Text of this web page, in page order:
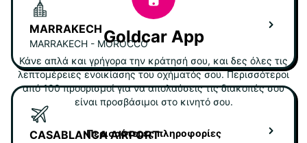
MARRAKECH
MARRAKECH - MOROCCO
CASABLANCA AIRPORT
Goldcar App
Κάνε απλά και γρήγορα την κράτησή σου, και δες όλες τις
λεπτομέρειες ενοικίασης του οχήματός σου. Περισσότεροι
από 100 προορισμοί για να απολαύσεις τις διακοπές σου
είναι προσβάσιμοι στο κινητό σου.
Περισσότερες πληροφορίες